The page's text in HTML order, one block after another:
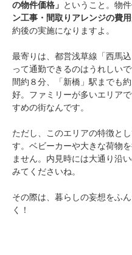
の物件価格」 ということ。物
ン工事・間取りアレンジの費用
約後の実施になりますよ。
最寄りは、都営浅草線「西馬
って通勤できるのはうれしい
間約８分、「新橋」駅までも
好。ファミリーが多いエリア
すめの街なんです。
ただし、このエリアの特徴と
す。ベビーカーや大きな荷物
ません。内見時には大通り沿
みてくださいね。
その際は、暮らしの妄想をふ
く！